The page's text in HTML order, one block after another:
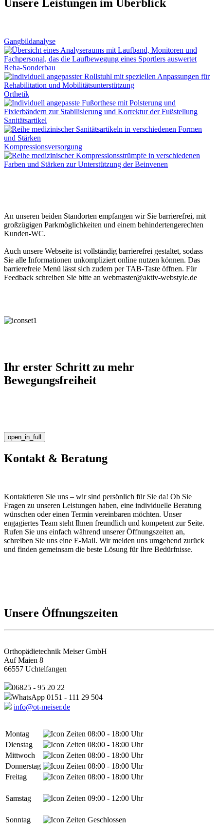
Unsere Leistungen im Überblick
Gangbildanalyse
Reha-Sonderbau
Orthetik
Sanitätsartikel
Kompressionsversorgung
An unseren beiden Standorten empfangen wir Sie barrierefrei, mit
großzügigen Parkmöglichkeiten und einem behindertengerechten
Kunden-WC.
Auch unsere Webseite ist vollständig barrierefrei gestaltet, sodass
Sie alle Informationen unkompliziert online nutzen können. Das
barrierefreie Menü lässt sich zudem per TAB-Taste öffnen. Für
Feedback schreiben Sie bitte an webmaster@aktiv-webstyle.de
Ihr erster Schritt zu mehr
Bewegungsfreiheit
open_in_full
Kontakt & Beratung
Kontaktieren Sie uns – wir sind persönlich für Sie da! Ob Sie
Fragen zu unseren Leistungen haben, eine individuelle Beratung
wünschen oder einen Termin vereinbaren möchten. Unser
engagiertes Team steht Ihnen freundlich und kompetent zur Seite.
Rufen Sie uns einfach während unserer Öffnungszeiten an,
schreiben Sie uns eine E-Mail. Wir melden uns umgehend zurück
und finden gemeinsam die beste Lösung für Ihre Bedürfnisse.
Unsere Öffnungszeiten
Orthopädietechnik Meiser GmbH
Auf Maien 8
66557 Uchtelfangen
06825 - 95 20 22
WhatsApp 0151 - 111 29 504
info@ot-meiser.de
Montag
08:00 - 18:00 Uhr
Dienstag
08:00 - 18:00 Uhr
Mittwoch
08:00 - 18:00 Uhr
Donnerstag
08:00 - 18:00 Uhr
Freitag
08:00 - 18:00 Uhr
Samstag 09:00 - 12:00 Uhr
Sonntag Geschlossen